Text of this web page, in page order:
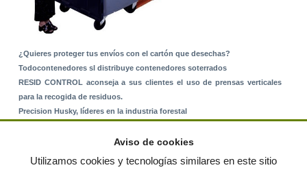
¿Quieres proteger tus envíos con el cartón que desechas?
Todocontenedores sl distribuye contenedores soterrados
RESID CONTROL aconseja a sus clientes el uso de prensas verticales
para la recogida de residuos.
Precision Husky, líderes en la industria forestal
Aviso de cookies
Utilizamos cookies y tecnologías similares en este sitio